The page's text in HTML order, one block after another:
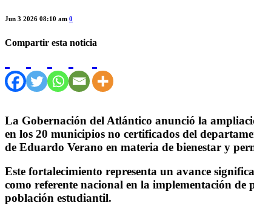
Jun 3 2026 08:10 am 0
Compartir esta noticia
La Gobernación del Atlántico anunció la
en los 20 municipios no certificados del
de Eduardo Verano en materia de bienestar y
Este fortalecimiento representa un avance
como referente nacional en la implementación
población estudiantil.